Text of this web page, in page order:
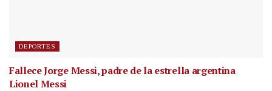
DEPORTES
Fallece Jorge Messi, padre de la estrella argentina
Lionel Messi